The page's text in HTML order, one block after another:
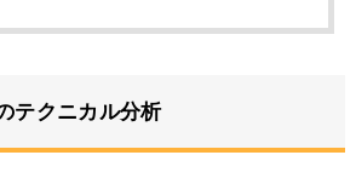
テクニカル分析